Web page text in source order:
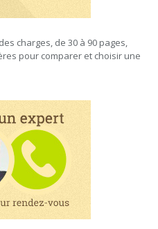
charges, de 30 à 90 pages,
pour comparer et choisir une